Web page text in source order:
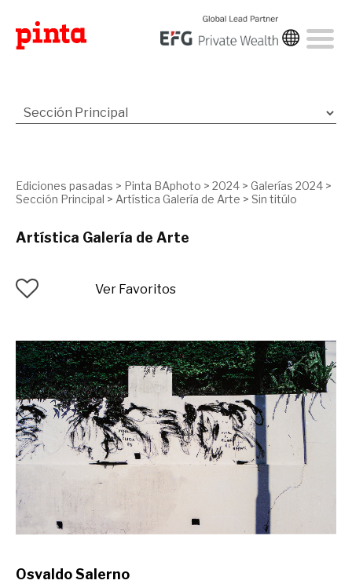
Ediciones pasadas > Pinta BAphoto > 2024 > Galerías 2024 >
Sección Principal > Artística Galería de Arte > Sin titúlo
Artística Galería de Arte
Ver Favoritos
Osvaldo Salerno